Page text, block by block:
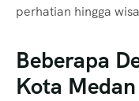
perhatian hingga
Beberapa
Kota